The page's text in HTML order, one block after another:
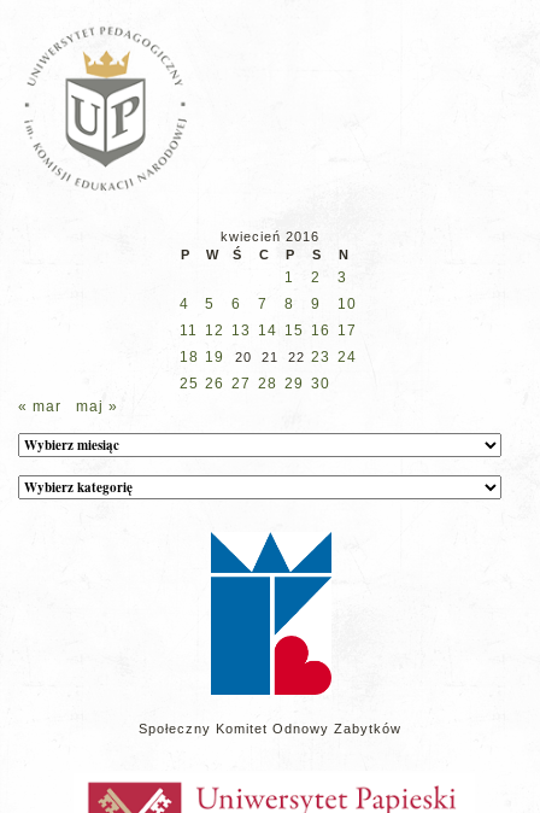
kwiecień 2016
P
W Ś C P S N
1 2
3
4
5 6 7 8 9
10
11
12 13 14 15 16
17
18 19 20 21 22 23 24
25 26 27 28 29 30
« mar
maj »
Archiwum
Kategorie
wpisów
Społeczny Komitet Odnowy Zabytków